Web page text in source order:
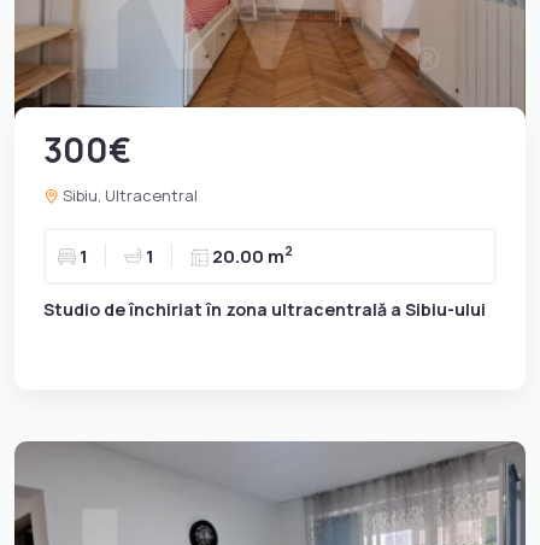
300€
Sibiu, Ultracentral
1 1 20.00 m2
Studio de închiriat în zona ultracentrală a Sibiu-ului